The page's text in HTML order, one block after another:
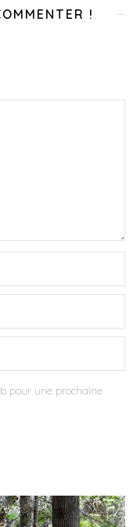
!
pour une prochaine